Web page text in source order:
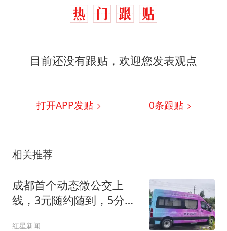
目前还没有跟贴，欢迎您发表观点
打开APP发贴 0条跟贴
相关推荐
成都首个动态微公交上
线，3元随约随到，5分钟
红星新闻